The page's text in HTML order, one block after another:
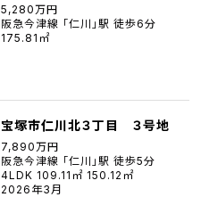
5,280万円
阪急今津線 「仁川」駅 徒歩6分
175.81㎡
宝塚市仁川北３丁目 ３号地
7,890万円
阪急今津線 「仁川」駅 徒歩5分
4LDK 109.11㎡ 150.12㎡
2026年3月